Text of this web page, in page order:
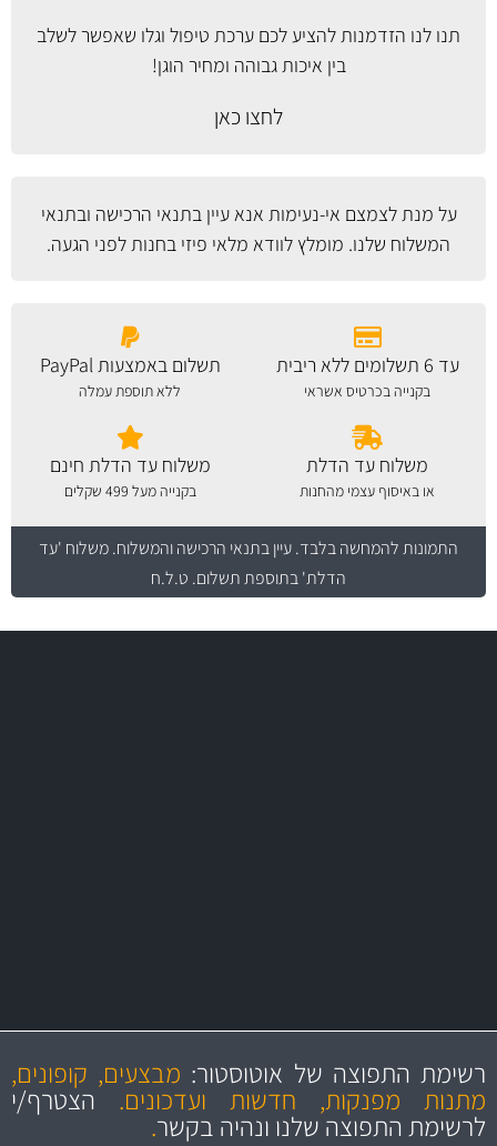
תנו לנו הזדמנות להציע לכם ערכת טיפול וגלו שאפשר לשלב
בין איכות גבוהה ומחיר הוגן!
לחצו כאן
על מנת לצמצם אי-נעימות אנא עייןבתנאי הרכישה ובתנאי
המשלוח שלנו. מומלץ לוודא מלאי פיזי בחנות לפני הגעה.
עד 6 תשלומים ללא ריבית
בקנייה בכרטיס אשראי
תשלום באמצעות PayPal
ללא תוספת עמלה
משלוח עד הדלת
או באיסוף עצמי מהחנות
משלוח עד הדלת חינם
בקנייה מעל 499 שקלים
התמונות להמחשה בלבד.עיין בתנאי הרכישה והמשלוח. משלוח 'עד
הדלת' בתוספת תשלום. ט.ל.ח
מקצועיות
ושירות מצויין
מחירים
הוגנים
והיצע מוצרים איכותירשימת התפוצה של אוטוסטור: מבצעים, קופונים,
מתנות מפנקות, חדשות ועדכונים.הצטרף/י
לרשימת התפוצה שלנו ונהיה בקשר.